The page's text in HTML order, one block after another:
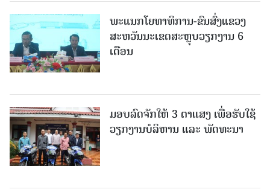
ພະແນກໂຍທາທິການ-ຂົນສົ່ງແຂວງ
ສະຫວັນນະເຂດສະຫຼຸບວຽກງານ 6
ເດືອນ
ມອບລົດຈັກໃຫ້ 3 ຕາແສງ ເພື່ອຮັບໃຊ້
ວຽກງານບໍລິຫານ ແລະ ພັດທະນາ